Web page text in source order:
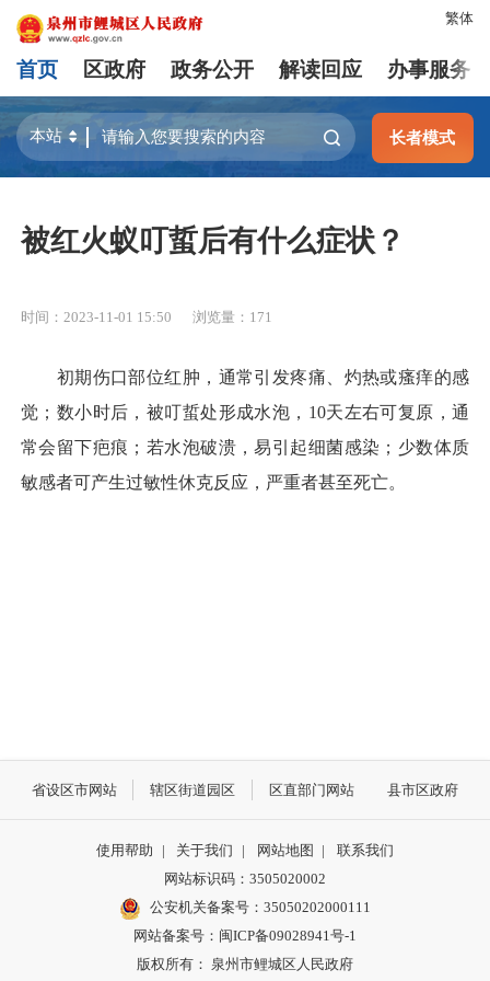
繁体
首页 区政府 政务公开 解读回应 办事服务
长者模式
被红火蚁叮蜇后有什么症状？
时间：2023-11-01 15:50 浏览量： 171
初期伤口部位红肿，通常引发疼痛、灼热或瘙痒的感
觉；数小时后，被叮蜇处形成水泡，10天左右可复原，通
常会留下疤痕；若水泡破溃，易引起细菌感染；少数体质
敏感者可产生过敏性休克反应，严重者甚至死亡。
省设区市网站 辖区街道园区 区直部门网站 县市区政府
使用帮助 | 关于我们 | 网站地图 |
联系我们
网站标识码：3505020002
公安机关备案号：35050202000111
网站备案号：闽ICP备09028941号-1
版权所有： 泉州市鲤城区人民政府